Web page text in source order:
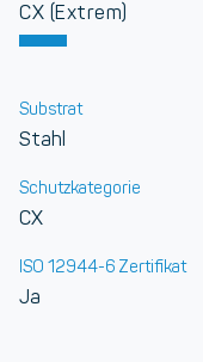
CX (Extrem)
Substrat
Stahl
Schutzkategorie
CX
ISO 12944-6 Zertifikat
Ja